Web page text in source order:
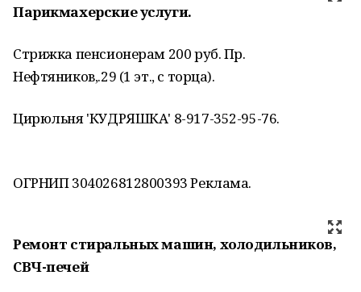
Парикмахерские услуги.
Стрижка пенсионерам 200 руб. Пр.
Нефтяников,.29 (1 эт., с торца).
Цирюльня 'КУДРЯШКА' 8-917-352-95-76.
ОГРНИП 304026812800393 Реклама.
Ремонт стиральных машин, холодильников,
СВЧ-печей